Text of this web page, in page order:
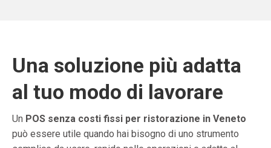
Una soluzione più adatta
al tuo modo di lavorare
Un POS senza costi fissi per ristorazione in Veneto
può essere utile quando hai bisogno di uno strumento